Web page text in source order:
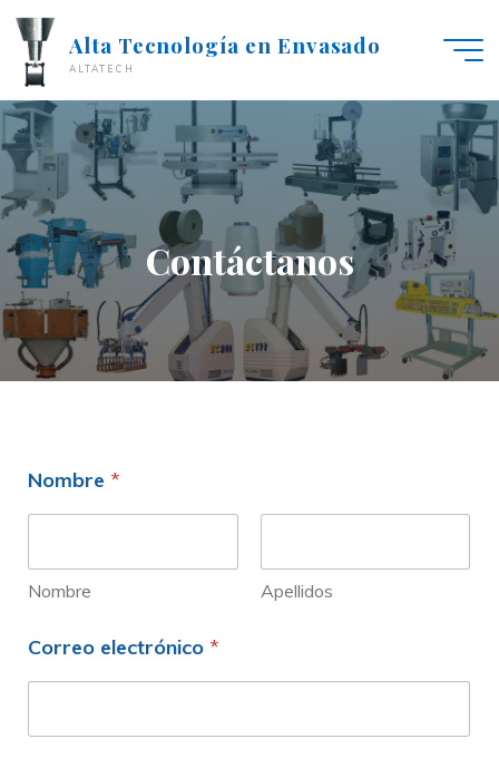
Alta Tecnología en Envasado
ALTATECH
Contáctanos
Nombre*
Nombre Apellidos
Correo electrónico*